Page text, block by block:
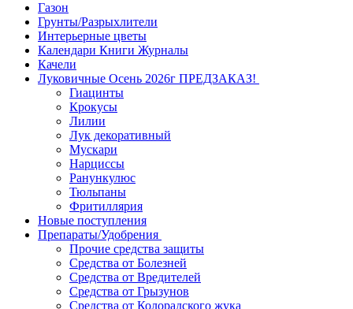
Газон
Грунты/Разрыхлители
Интерьерные цветы
Календари Книги Журналы
Качели
Луковичные Осень 2026г ПРЕДЗАКАЗ!
Гиацинты
Крокусы
Лилии
Лук декоративный
Мускари
Нарциссы
Ранункулюс
Тюльпаны
Фритиллярия
Новые поступления
Препараты/Удобрения
Прочие средства защиты
Средства от Болезней
Средства от Вредителей
Средства от Грызунов
Средства от Колорадского жука